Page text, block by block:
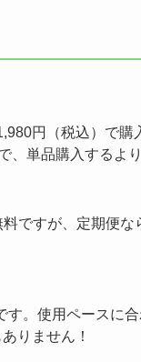
円（税込）で購
、単品購入するよ
ですが、定期便
。使用ペースに
りません！